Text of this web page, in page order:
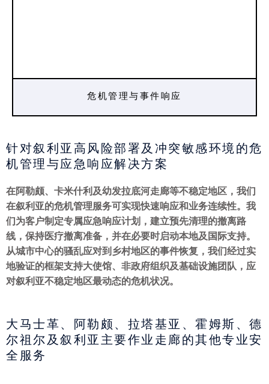
危机管理与事件响应
针对叙利亚高风险部署及冲突敏感环境的危
机管理与应急响应解决方案
在阿勒颇、卡米什利及幼发拉底河走廊等不稳定地区，我们
在叙利亚的危机管理服务可实现快速响应和业务连续性。我
们为客户制定专属应急响应计划，建立预先清理的撤离路
线，保持医疗撤离准备，并在必要时启动本地及国际支持。
从城市中心的骚乱应对到乡村地区的事件恢复，我们经过实
地验证的框架支持大使馆、非政府组织及基础设施团队，应
对叙利亚不稳定地区最动态的危机状况。
大马士革、阿勒颇、拉塔基亚、霍姆斯、德
尔祖尔及叙利亚主要作业走廊的其他专业安
全服务